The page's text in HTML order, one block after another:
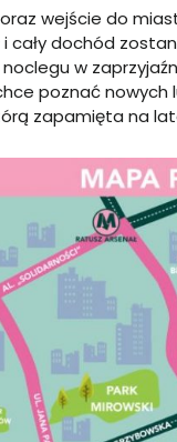
wejście do
cały dochód
w
poznać
zapamięta na